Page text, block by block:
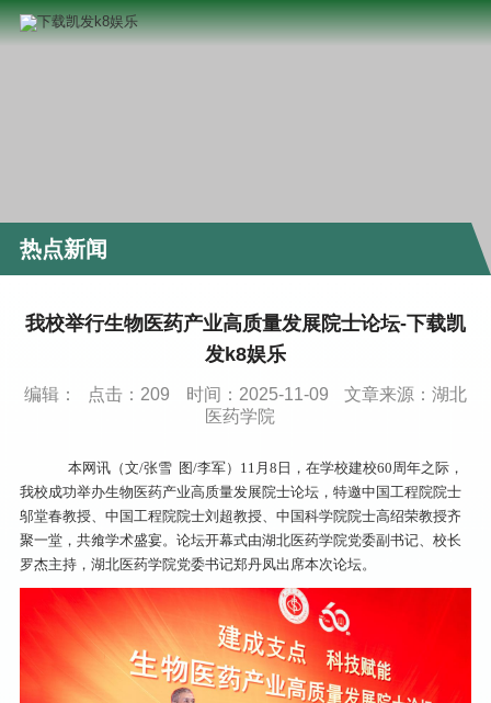
热点新闻
我校举行生物医药产业高质量发展院士论坛-下载凯
发k8娱乐
编辑： 点击： 209 时间：2025-11-09
文章来源：湖北
医药学院
本网讯（文/张雪 图/李军）11月8日，在学校建校60周年之际，
我校成功举办生物医药产业高质量发展院士论坛，特邀中国工程院院士
邬堂春教授、中国工程院院士刘超教授、中国科学院院士高绍荣教授齐
聚一堂，共飨学术盛宴。论坛开幕式由湖北医药学院党委副书记、校长
罗杰主持，湖北医药学院党委书记郑丹凤出席本次论坛。